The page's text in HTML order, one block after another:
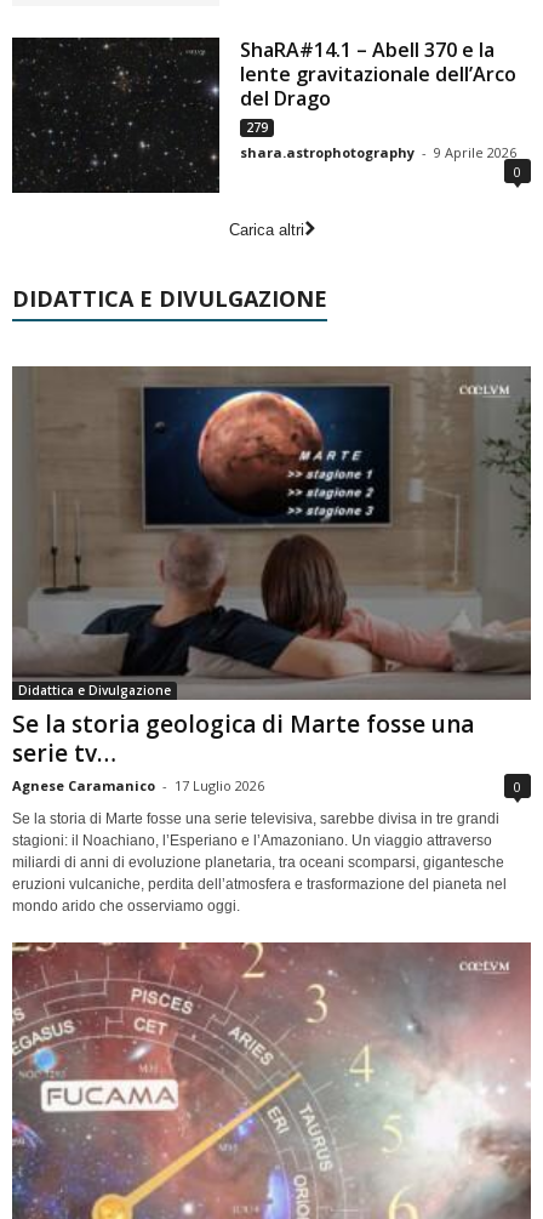
ShaRA#14.1 – Abell 370 e la
lente gravitazionale dell’Arco
del Drago
279
shara.astrophotography - 9 Aprile 2026
0
Carica altri
DIDATTICA E DIVULGAZIONE
Didattica e Divulgazione
Se la storia geologica di Marte fosse una
serie tv…
Agnese Caramanico - 17 Luglio 2026 0
Se la storia di Marte fosse una serie televisiva, sarebbe divisa in tre grandi
stagioni: il Noachiano, l’Esperiano e l’Amazoniano. Un viaggio attraverso
miliardi di anni di evoluzione planetaria, tra oceani scomparsi, gigantesche
eruzioni vulcaniche, perdita dell’atmosfera e trasformazione del pianeta nel
mondo arido che osserviamo oggi.